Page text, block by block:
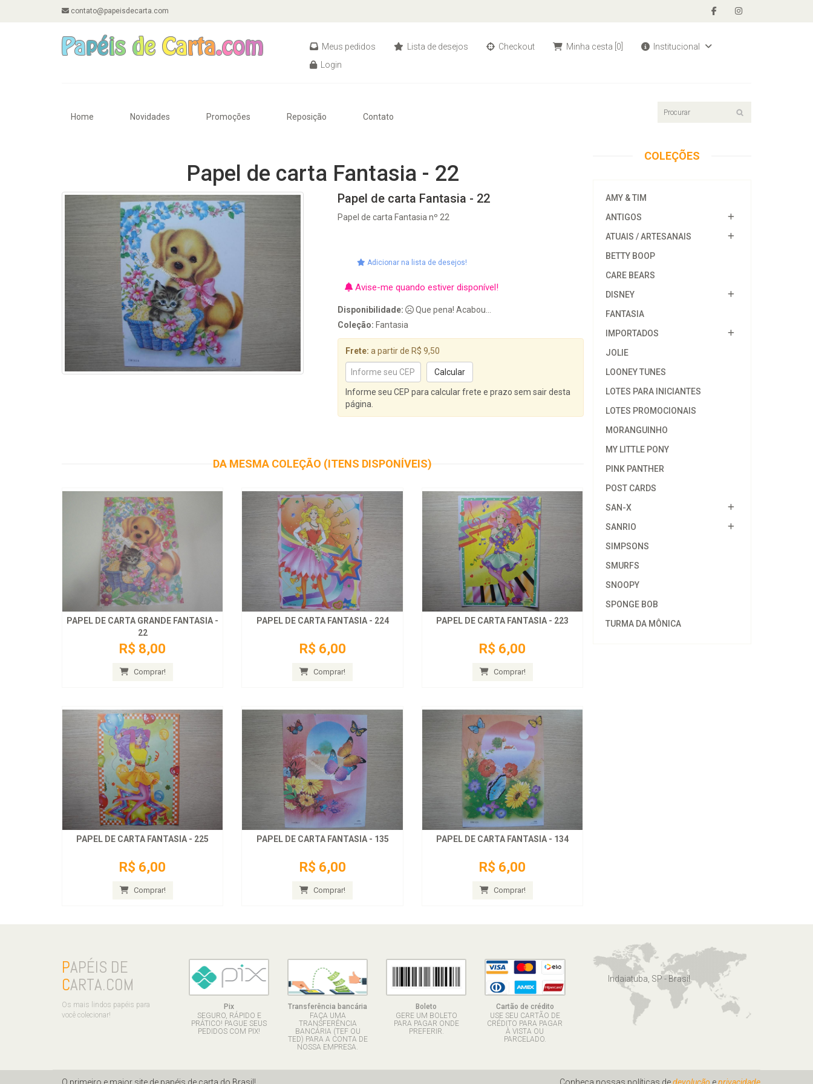
contato@papeisdecarta.com
Meus pedidos Lista de desejos Checkout Minha cesta [0]
Institucional
Login
Home Novidades Promoções Reposição Contato
Papel de carta Fantasia - 22
Papel de carta Fantasia - 22
Papel de carta Fantasia nº 22
Adicionar na lista de desejos!
Avise-me quando estiver disponível!
Disponibilidade:
Que pena! Acabou...
Coleção: Fantasia
Frete: a partir de R$ 9,50
Informe seu CEP para calcular frete e prazo sem sair desta
página.
DA MESMA COLEÇÃO (ITENS DISPONÍVEIS)
PAPEL DE CARTA GRANDE FANTASIA -
22
R$ 8,00
Comprar!
PAPEL DE CARTA FANTASIA - 224
R$ 6,00
Comprar!
PAPEL DE CARTA FANTASIA - 223
R$ 6,00
Comprar!
PAPEL DE CARTA FANTASIA - 225
R$ 6,00
Comprar!
PAPEL DE CARTA FANTASIA - 135
R$ 6,00
Comprar!
PAPEL DE CARTA FANTASIA - 134
R$ 6,00
Comprar!
COLEÇÕES
AMY & TIM
ANTIGOS
ATUAIS / ARTESANAIS
BETTY BOOP
CARE BEARS
DISNEY
FANTASIA
IMPORTADOS
JOLIE
LOONEY TUNES
LOTES PARA INICIANTES
LOTES PROMOCIONAIS
MORANGUINHO
MY LITTLE PONY
PINK PANTHER
POST CARDS
SAN-X
SANRIO
SIMPSONS
SMURFS
SNOOPY
SPONGE BOB
TURMA DA MÔNICA
PAPÉIS DE
CARTA.COM
Os mais lindos papéis para
você colecionar!
Pix
SEGURO, RÁPIDO E
PRÁTICO! PAGUE SEUS
PEDIDOS COM PIX!
Transferência bancária
FAÇA UMA
TRANSFERÊNCIA
BANCÁRIA (TEF OU
TED) PARA A CONTA DE
NOSSA EMPRESA.
Boleto
GERE UM BOLETO
PARA PAGAR ONDE
PREFERIR.
Cartão de crédito
USE SEU CARTÃO DE
CRÉDITO PARA PAGAR
À VISTA OU
PARCELADO.
Indaiatuba, SP - Brasil